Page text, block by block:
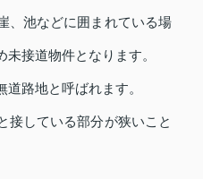
、池などに囲まれている場
接道物件となります。
路地と呼ばれます。
接している部分が狭いこと